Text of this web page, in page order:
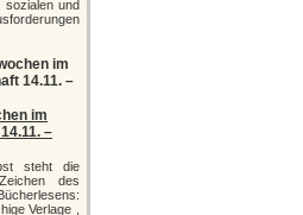
sozialen und
im
–
steht die
des
Verlage ,